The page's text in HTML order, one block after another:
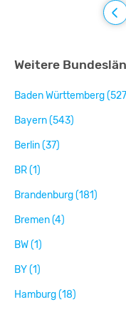
Weitere
Baden Württemberg
Bayern (543)
Berlin (37)
BR (1)
Brandenburg (181)
Bremen (4)
BW (1)
BY (1)
Hamburg (18)